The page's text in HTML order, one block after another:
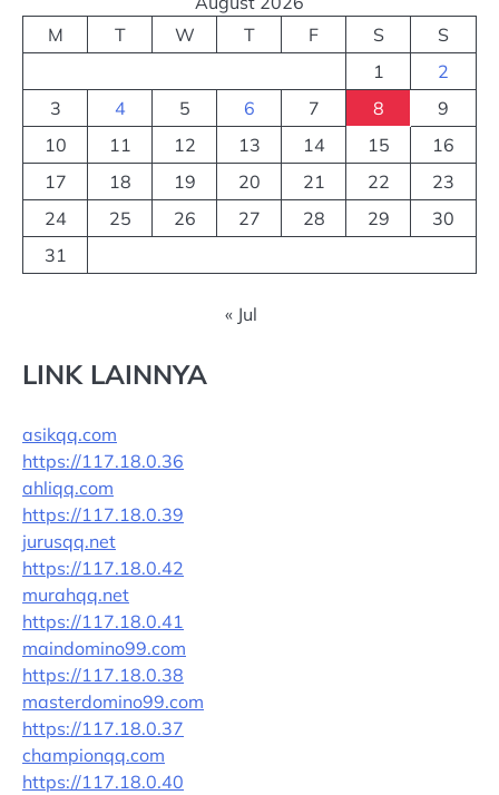
M
T W T F S
S
1
2
3
4 5 6 7 8
9
10
11 12 13 14 15
16
17
18 19 20 21 22
23
24
25 26 27 28 29
30
31
« Jul
LINK LAINNYA
asikqq.com
https://117.18.0.36
ahliqq.com
https://117.18.0.39
jurusqq.net
https://117.18.0.42
murahqq.net
https://117.18.0.41
maindomino99.com
https://117.18.0.38
masterdomino99.com
https://117.18.0.37
championqq.com
https://117.18.0.40